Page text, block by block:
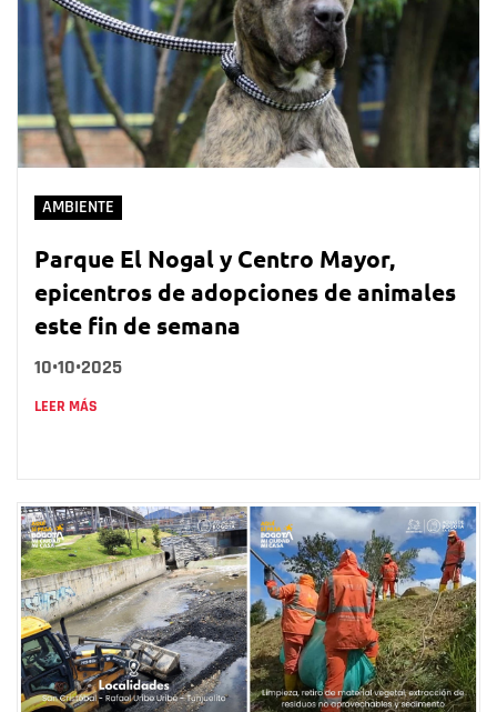
AMBIENTE
Parque El Nogal y Centro Mayor,
epicentros de adopciones de animales
este fin de semana
10•10•2025
LEER MÁS